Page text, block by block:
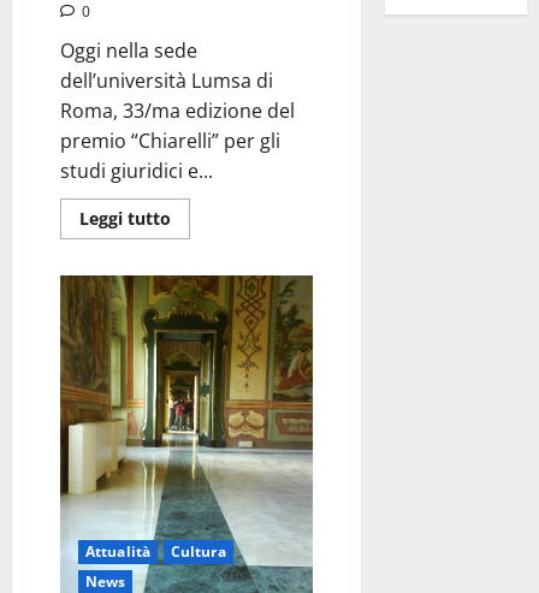
0
Oggi nella sede
dell’università Lumsa di
Roma, 33/ma edizione del
premio “Chiarelli” per gli
studi giuridici e...
Leggi tutto
Attualità
Cultura
News